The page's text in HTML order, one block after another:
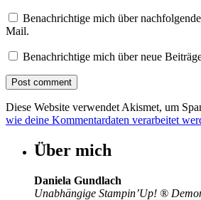
Benachrichtige mich über
Mail.
Benachrichtige mich über neue
Diese Website verwendet Akismet, um
wie deine Kommentardaten verarbeitet
Über mich
Daniela Gundlach
Unabhängige Stampin’Up! ®